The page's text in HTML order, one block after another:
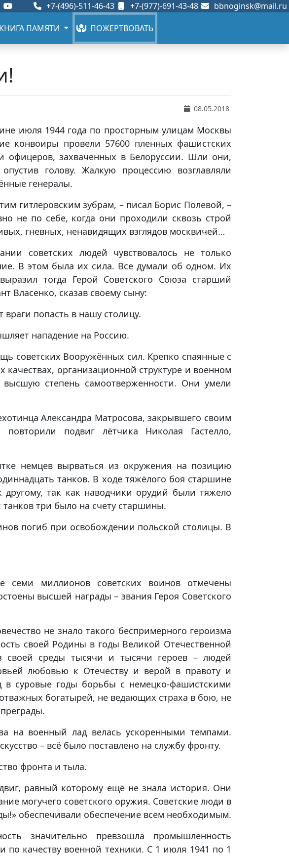
+7-(496)-511-46-43 +7-(977)-691-43-48 bbnoginsk@mail.ru
КНИГА ПАМЯТИ ПОЖЕРТВОВАТЬ
08.05.2018
июля 1944 года по просторным улицам Москвы
конвоиры провели 57600 пленных фашистских
офицеров, захваченных в Белоруссии. Шли они,
голову. Жалкую процессию возглавляли
генералы.
гитлеровским зубрам, – писал Борис Полевой, –
не по себе, когда они проходили сквозь строй
гневных, ненавидящих взглядов москвичей…
советских людей чувствовалось не только
В этом была их сила. Все думали об одном. Их
тогда Герой Советского Союза старший
Власенко, сказав своему сыну:
попасть в нашу столицу.
нападение на Россию.
советских Вооружённых сил. Крепко спаянные с
организационной структуре и военном
степень самоотверженности. Они умели
Александра Матросова, закрывшего своим
подвиг лётчика Николая Гастелло,
немцев вырваться из окружения на позицию
танков. В ходе тяжёлого боя старшине
так как наводчики орудий были тяжело
три было на счету старшины.
погиб при освобождении польской столицы. В
миллионов советских воинов отмечены
высшей награды – звания Героя Советского
не знало такого беспримерного героизма
своей Родины в годы Великой Отечественной
своей среды тысячи и тысячи героев – людей
любовью к Отечеству и верой в правоту и
суровые годы борьбы с немецко-фашистскими
богатырей, не ведающих страха в бою, не
на военный лад велась ускоренными темпами.
– всё было поставлено на службу фронту.
фронта и тыла.
равный которому ещё не знала история. Они
могучего советского оружия. Советские люди в
обеспечивали обеспечение всем необходимым.
значительно превзошла промышленность
качеству военной техники. С 1 июля 1941 по 1